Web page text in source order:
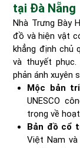
tại Đà Nẵng
Nhà Trưng Bày
đồ và hiện vật
khẳng định chủ
và thuyết
phản ánh xuyên
Mộc bản
UNESCO
trọng về
Bản đồ cổ
Việt Nam